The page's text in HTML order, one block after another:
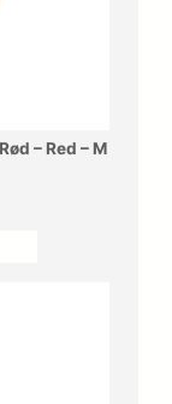
– Red – M